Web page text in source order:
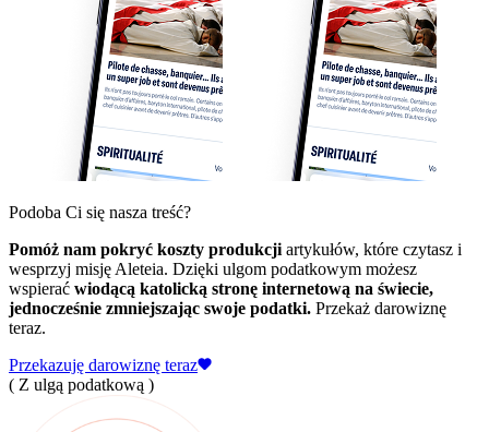
Podoba Ci się nasza treść?
Pomóż nam pokryć koszty produkcji artykułów, które czytasz i
wesprzyj misję Aleteia. Dzięki ulgom podatkowym możesz
wspierać wiodącą katolicką stronę internetową na świecie,
jednocześnie zmniejszając swoje podatki. Przekaż darowiznę
teraz.
Przekazuję darowiznę teraz
( Z ulgą podatkową )